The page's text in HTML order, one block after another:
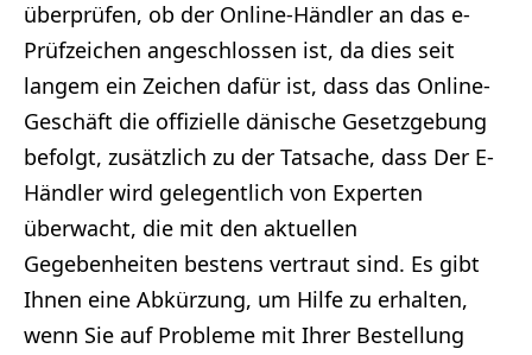
überprüfen, ob der Online-Händler an das e-
Prüfzeichen angeschlossen ist, da dies seit
langem ein Zeichen dafür ist, dass das Online-
Geschäft die offizielle dänische Gesetzgebung
befolgt, zusätzlich zu der Tatsache, dass Der E-
Händler wird gelegentlich von Experten
überwacht, die mit den aktuellen
Gegebenheiten bestens vertraut sind. Es gibt
Ihnen eine Abkürzung, um Hilfe zu erhalten,
wenn Sie auf Probleme mit Ihrer Bestellung